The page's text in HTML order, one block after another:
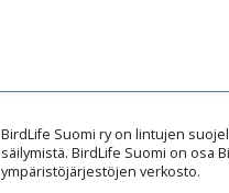
BirdLife Suomi ry on lintujen
säilymistä. BirdLife Suomi on osa
ympäristöjärjestöjen verkosto.